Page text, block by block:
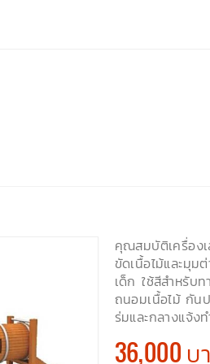
คุณสมบัติเครื่องเ
ขัดเนื้อไม้และมุม
เด็ก ใช้สีสำหรับ
ถนอมเนื้อไม้ กัน
ร่มและกลางแจ้
36,000 บ